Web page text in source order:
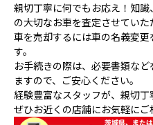
親切丁寧に何でもお応え！知
の大切なお車を査定させていた
車を売却するには車の名義変
す。
お手続きの際は、必要書類な
ますので、ご安心ください。
経験豊富なスタッフが、親切丁
ぜひお近くの店舗にお気軽にご